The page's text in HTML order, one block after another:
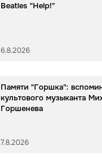
Beatles "Help!"
6.8.2026
Памяти "Горшка":
культового музыканта
Горшенева
7.8.2026